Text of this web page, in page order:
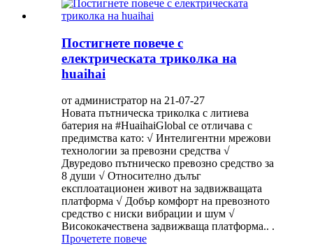
Постигнете повече с
електрическата триколка на
huaihai
от администратор на 21-07-27
Новата пътническа триколка с литиева
батерия на #HuaihaiGlobal се отличава с
предимства като: √ Интелигентни мрежови
технологии за превозни средства √
Двуредово пътническо превозно средство за
8 души √ Относително дълъг
експлоатационен живот на задвижващата
платформа √ Добър комфорт на превозното
средство с ниски вибрации и шум √
Висококачествена задвижваща платформа.. .
Прочетете повече